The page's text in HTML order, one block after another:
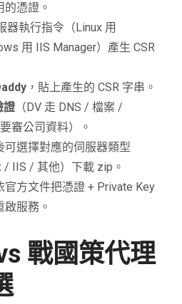
憑證。
器執行指令（Linux 用
用 IIS Manager）產生 CSR
，貼上產生的 CSR 字串。
證 （DV 走 DNS / 檔案 /
審公司資料）。
可選擇對應的伺服器類型
/ IIS / 其他）下載 zip。
官方文件把憑證 + Private Key
服務。
戰國策代理